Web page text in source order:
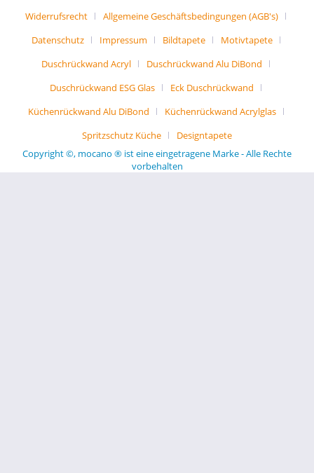
Widerrufsrecht
Allgemeine Geschäftsbedingungen (AGB's)
Datenschutz
Impressum Bildtapete
Motivtapete
Duschrückwand Acryl
Duschrückwand Alu DiBond
Duschrückwand ESG Glas
Eck Duschrückwand
Küchenrückwand Alu DiBond
Küchenrückwand Acrylglas
Spritzschutz Küche
Designtapete
Copyright ©, mocano ® ist eine eingetragene Marke - Alle Rechte
vorbehalten